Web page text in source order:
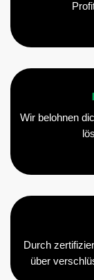
Wir belohnen
Durch
über